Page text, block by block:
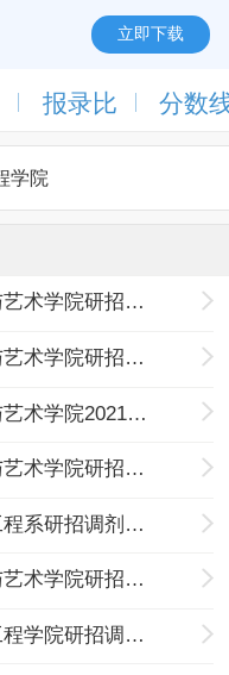
立即下载
报录比 分数
2021年河北建筑工程学院建筑与艺术学院研招调剂考生进入复试人员名单公示（八轮）（4月22日）
2021年河北建筑工程学院建筑与艺术学院研招复试综合排序及拟录取汇总表（六轮）（4月19日）
2021年河北建筑工程学院建筑与艺术学院2021年研招调剂考生进入复试人员名单公示（六轮）（4月17日）
2021年河北建筑工程学院建筑与艺术学院研招调剂考生进入复试人员名单公示（五轮）(4月15日）
2021年河北建筑工程学院能源工程系研招调剂考生进入复试人员名单公示（九轮）（4月14日）
2021年河北建筑工程学院建筑与艺术学院研招调剂考生进入复试人员名单公示（四轮）（4月13日）
2021年河北建筑工程学院信息工程学院研招调剂考生进入复试人员名单公示（四轮）（4月13日）